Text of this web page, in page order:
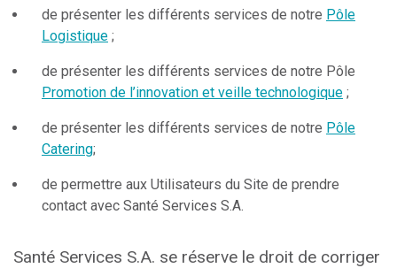
de présenter les différents services de notre Pôle
Logistique ;
de présenter les différents services de notre Pôle
Promotion de l’innovation et veille technologique ;
de présenter les différents services de notre Pôle
Catering;
de permettre aux Utilisateurs du Site de prendre
contact avec Santé Services S.A.
Santé Services S.A. se réserve le droit de corriger